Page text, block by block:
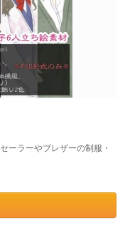
ーラーやブレザーの制服・